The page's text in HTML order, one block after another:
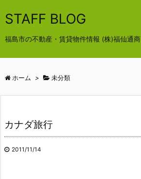
STAFF BLOG
福島市の不動産・賃貸物件情報 (株)福仙通商
ホーム > 未分類
カナダ旅行
2011/11/14